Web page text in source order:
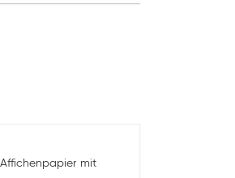
mit